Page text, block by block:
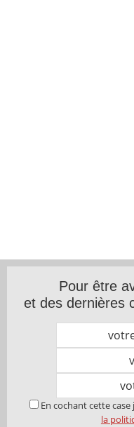
Pour être
et des dernières
En cochant cette
la